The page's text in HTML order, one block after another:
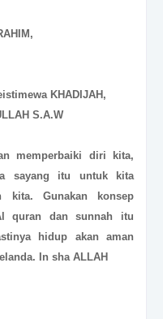
KHADIJAH,
S.A.W
memperbaiki diri kita,
sayang itu untuk kita
kita. Gunakan konsep
quran dan sunnah itu
hidup akan aman
In sha ALLAH